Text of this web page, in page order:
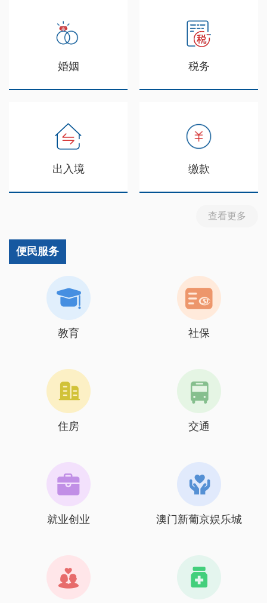
婚姻 税务
出入境 缴款
查看更多
便民服务
教育 社保
住房 交通
就业创业 澳门新葡京娱乐城